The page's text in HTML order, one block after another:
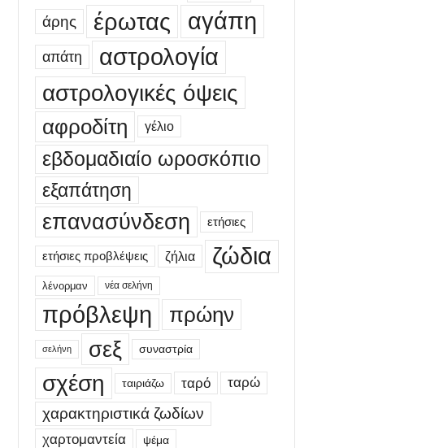
άρης έρωτας αγάπη
απάτη
αστρολογία
αστρολογικές όψεις
αφροδίτη γέλιο
εβδομαδιαίο ωροσκόπιο
εξαπάτηση
επανασύνδεση ετήσιες
ετήσιες προβλέψεις ζήλια ζώδια
λένορμαν νέα σελήνη
πρόβλεψη πρώην
σελήνη σεξ συναστρία
σχέση ταιριάζω ταρό ταρώ
χαρακτηριστικά ζωδίων
χαρτομαντεία ψέμα